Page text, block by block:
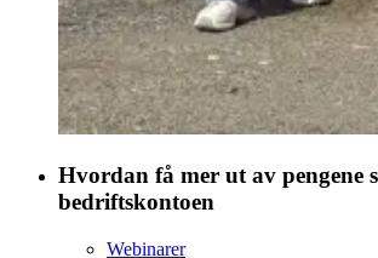
Hvordan få mer ut av pengene
bedriftskontoen
Webinarer